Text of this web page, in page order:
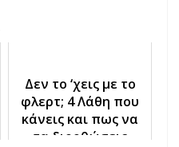
Δεν το ‘χεις με το
φλερτ; 4 Λάθη που
κάνεις και πως να
τα διορθώσεις